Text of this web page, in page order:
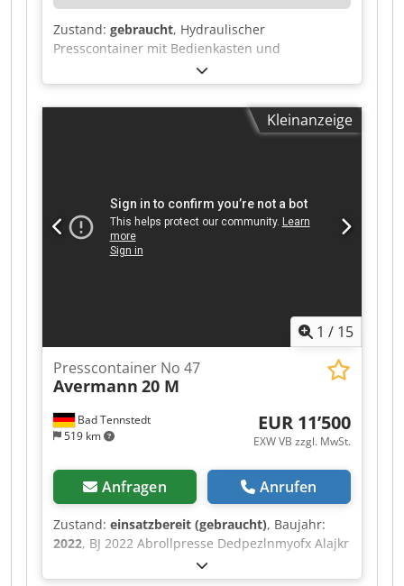
Zustand: gebraucht, Hydraulischer
Presscontainer mit Bedienkasten und
Anschlusskabeln. Abmessungen ca. 300 x 270 x
300 cm. Djdpfx Alezncayjaskr Spezifikationen:
Typ: Presscontainer Antrieb: hydraulisch
Ausführung: Stahlcontainer mit Presse und
Kleinanzeige
1 / 15
Bad Tennstedt
519 km
Presscontainer No 47
Avermann 20 M
EUR 11’500
EXW VB zzgl. MwSt.
Anfragen Anrufen
Zustand: einsatzbereit (gebraucht), Baujahr:
2022, BJ 2022 Abrollpresse Dedpezlnmyofx Alajkr
20 m³ Anschluss 380 V 32 A CEE 5,5 kW